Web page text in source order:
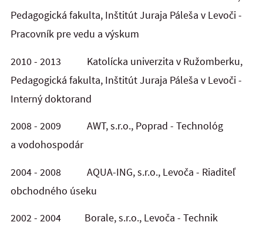
Pedagogická fakulta, Inštitút Juraja Páleša v Levoči -
Pracovník pre vedu a výskum
2010 - 2013 Katolícka univerzita v Ružomberku,
Pedagogická fakulta, Inštitút Juraja Páleša v Levoči -
Interný doktorand
2008 - 2009 AWT, s.r.o., Poprad - Technológ
a vodohospodár
2004 - 2008 AQUA-ING, s.r.o., Levoča - Riaditeľ
obchodného úseku
2002 - 2004 Borale, s.r.o., Levoča - Technik